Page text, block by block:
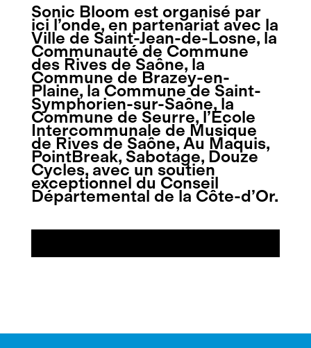
Sonic Bloom est organisé par
ici l’onde, en partenariat avec la
Ville de Saint-Jean-de-Losne, la
Communauté de Commune
des Rives de Saône, la
Commune de Brazey-en-
Plaine, la Commune de Saint-
Symphorien-sur-Saône, la
Commune de Seurre, l’Ecole
Intercommunale de Musique
de Rives de Saône, Au Maquis,
PointBreak, Sabotage, Douze
Cycles, avec un soutien
exceptionnel du Conseil
Départemental de la Côte-d’Or.